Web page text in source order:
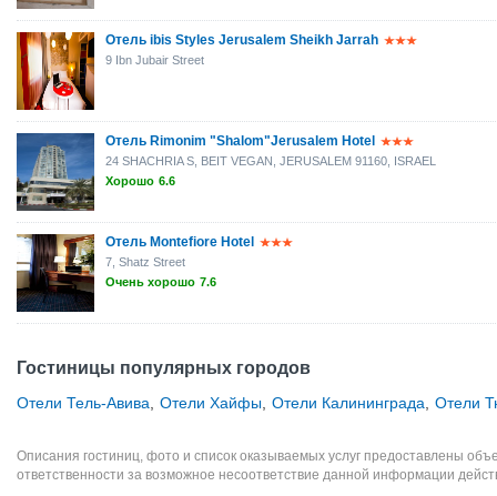
Отель ibis Styles Jerusalem Sheikh Jarrah
9 Ibn Jubair Street
Отель Rimonim "Shalom"Jerusalem Hotel
24 SHACHRIA S, BEIT VEGAN, JERUSALEM 91160, ISRAEL
Хорошо 6.6
Отель Montefiore Hotel
7, Shatz Street
Очень хорошо 7.6
Гостиницы популярных городов
Отели Тель-Авива Отели Хайфы Отели Калининграда Отели
Описания гостиниц, фото и список оказываемых услуг предоставлены
ответственности за возможное несоответствие данной информации